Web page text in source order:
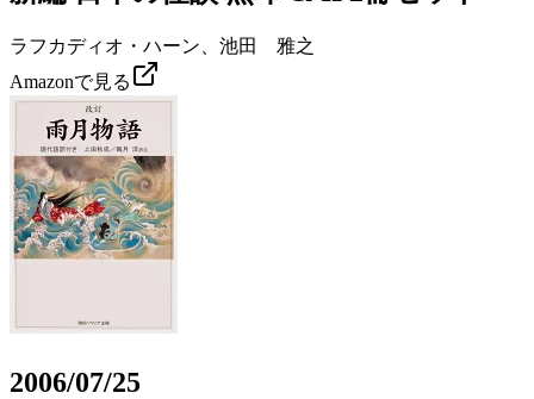
ラフカディオ・ハーン、池田 雅之
Amazonで見る
2006/07/25